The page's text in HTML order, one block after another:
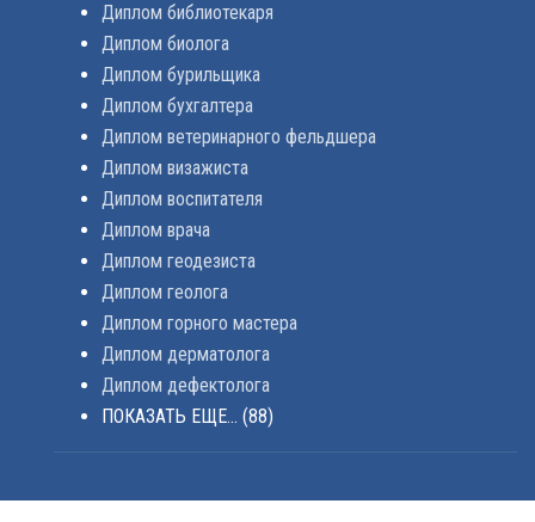
Диплом библиотекаря
Диплом биолога
Диплом бурильщика
Диплом бухгалтера
Диплом ветеринарного фельдшера
Диплом визажиста
Диплом воспитателя
Диплом врача
Диплом геодезиста
Диплом геолога
Диплом горного мастера
Диплом дерматолога
Диплом дефектолога
ПОКАЗАТЬ ЕЩЕ... (88)